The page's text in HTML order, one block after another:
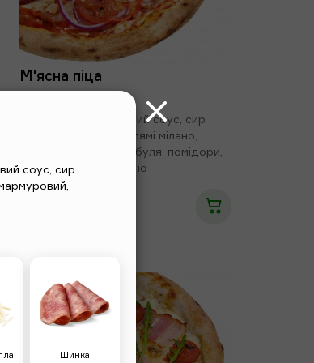
соус сир
Шинка
М'ясна піца
Тісто, неаполітанський соус, сир
моцарела, бекон, салямі мілано,
куряче філе, синя цибуля, помідори,
кукурудзяне борошно